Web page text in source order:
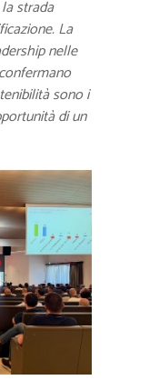
strada
La
nelle
sono i
di un